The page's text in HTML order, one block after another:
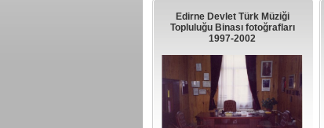
Edirne Devlet Türk Müziği
Topluluğu Binası fotoğrafları
1997-2002